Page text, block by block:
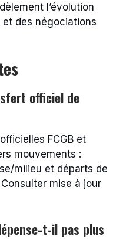
l’évolution
des négociations
officiel de
FCGB et
mouvements :
milieu et départs de
mise à jour
t-il pas plus